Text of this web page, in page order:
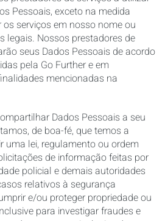
Pessoais, exceto na medida
serviços em nosso nome ou
legais. Nossos prestadores de
seus Dados Pessoais de acordo
pela Go Further e em
mencionadas na
Dados Pessoais a seu
de boa-fé, que temos a
uma lei, regulamento ou ordem
de informação feitas por
policial e demais autoridades
relativos à segurança
e/ou proteger propriedade ou
para investigar fraudes e